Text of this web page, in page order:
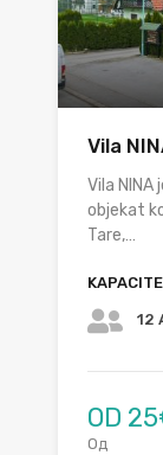
Vila
Vila
objekat
Tare,…
12
OD
Од